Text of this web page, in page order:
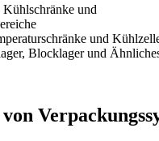
und
und
Blocklager und